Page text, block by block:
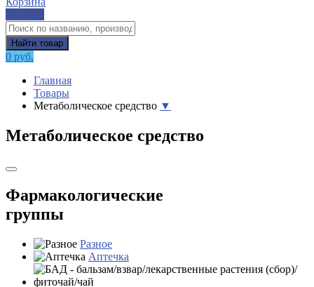
Каталог
Найти товар
0 руб.
Главная
Товары
Метаболическое средство ▼
Метаболическое средство
Фармакологические
группы
Разное
Аптечка